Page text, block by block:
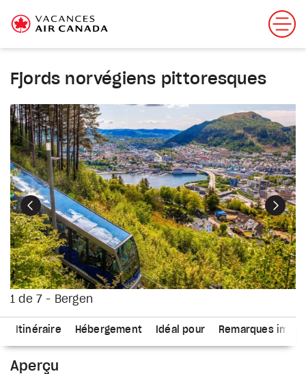
Fjords norvégiens pittoresques
1 de 7 - Bergen
Précédent
Itinéraire Hébergement Idéal pour Remarques
Aperçu